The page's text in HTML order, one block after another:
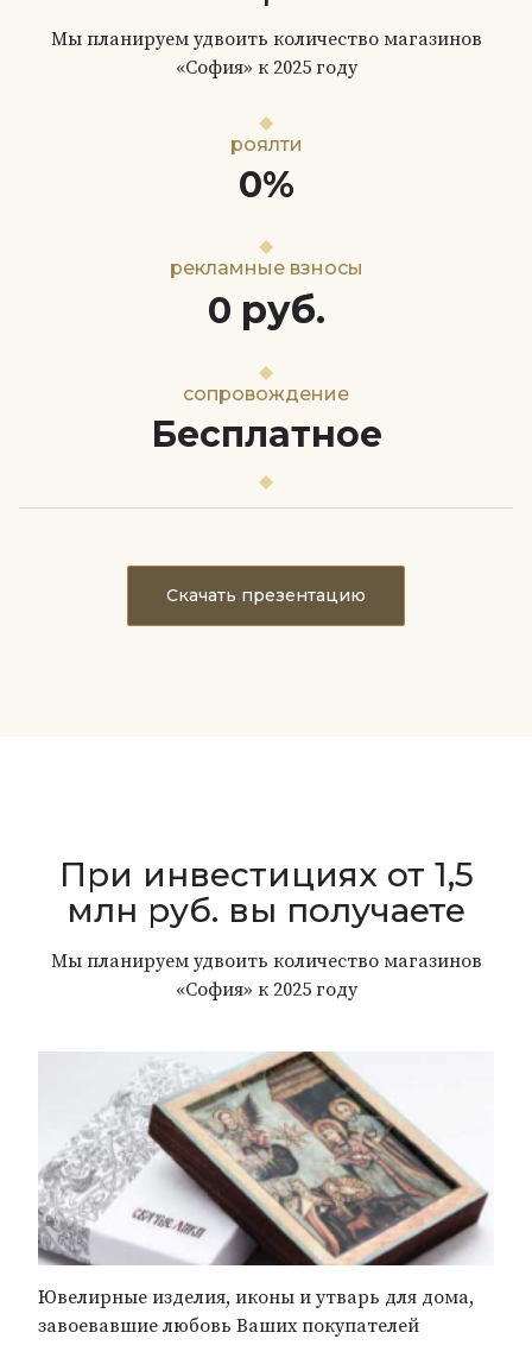
Мы планируем удвоить количество магазинов
«София» к 2025 году
роялти
0%
рекламные взносы
0 руб.
сопровождение
Бесплатное
Скачать презентацию
При инвестициях от 1,5
млн руб. вы получаете
Мы планируем удвоить количество магазинов
«София» к 2025 году
Ювелирные изделия, иконы и утварь для дома,
завоевавшие любовь Ваших покупателей